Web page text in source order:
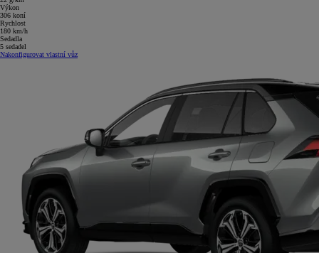
Výkon
306 koní
Rychlost
180 km/h
Sedadla
5 sedadel
Nakonfigurovat vlastní vůz